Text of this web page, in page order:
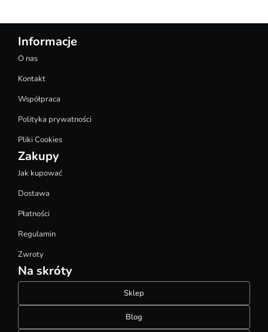
Informacje
O nas
Kontakt
Współpraca
Polityka prywatności
Pliki Cookies
Zakupy
Jak kupować
Dostawa
Płatności
Regulamin
Zwroty
Na skróty
Sklep
Blog